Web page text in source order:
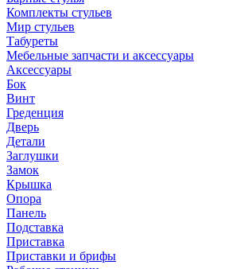
Комплекты стульев
Мир стульев
Табуреты
Мебельные запчасти и аксессуары
Аксессуары
Бок
Винт
Греденция
Дверь
Детали
Заглушки
Замок
Крышка
Опора
Панель
Подставка
Приставка
Приставки и брифы